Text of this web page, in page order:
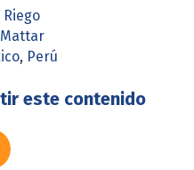
Riego
, Perú
este contenido